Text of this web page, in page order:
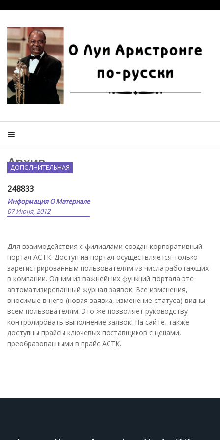
Архив
ДОПОЛНИТЕЛЬНАЯ
248833
Информация О Материале
07 Июня, 2012
Для взаимодействия с филиалами создан корпоративный
портал АСТК. Доступ на портал осуществляется только
зарегистрированным пользователям из числа работающих
в компании. Одним из важнейших функций портала это
автоматизированный журнал заявок. Все изменения,
вносимые в него (новая заявка, изменение статуса) видны
всем пользователям. Это же позволяет руководству
контролировать выполнение заявок. На сайте, также
доступны прайсы ключевых поставщиков с ценами,
преобразованными в прайс АСТК.